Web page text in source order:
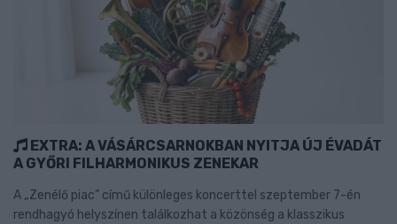
EXTRA: A VÁSÁRCSARNOKBAN NYITJA ÚJ ÉVADÁT
A GYŐRI FILHARMONIKUS ZENEKAR
A „Zenélő piac” című különleges koncerttel szeptember 7-én
rendhagyó helyszínen találkozhat a közönség a klasszikus